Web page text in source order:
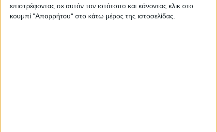
επιστρέφοντας σε αυτόν τον ιστότοπο και κάνοντας κλικ στο
κουμπί "Απορρήτου" στο κάτω μέρος της ιστοσελίδας.
ΠΑΡΟΜΟΙΑ ΑΡΘΡΑ